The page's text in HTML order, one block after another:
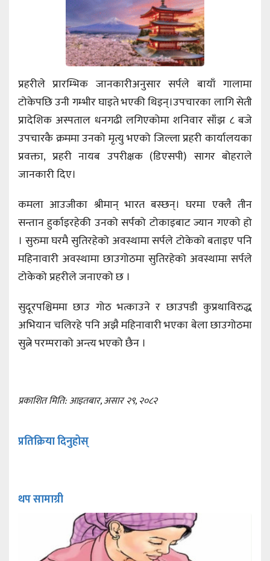
प्रहरीले प्रारम्भिक जानकारीअनुसार सर्पले बायाँ गालामा
टोकेपछि उनी गम्भीर घाइते भएकी थिइन्।उपचारका लागि सेती
प्रादेशिक अस्पताल धनगढी लगिएकोमा शनिवार साँझ ८ बजे
उपचारकै क्रममा उनको मृत्यु भएको जिल्ला प्रहरी कार्यालयका
प्रवक्ता, प्रहरी नायब उपरीक्षक (डिएसपी) सागर बोहराले
जानकारी दिए।
कमला आउजीका श्रीमान् भारत बस्छन्। घरमा एक्लै तीन
सन्तान हुर्काइरहेकी उनको सर्पको टोकाइबाट ज्यान गएको हो
। सुरुमा घरमै सुतिरहेको अवस्थामा सर्पले टोकेको बताइए पनि
महिनावारी अवस्थामा छाउगोठमा सुतिरहेको अवस्थामा सर्पले
टोकेको प्रहरीले जनाएको छ ।
सुदूरपश्चिममा छाउ गोठ भत्काउने र छाउपडी कुप्रथाविरुद्ध
अभियान चलिरहे पनि अझै महिनावारी भएका बेला छाउगोठमा
सुत्ने परम्पराको अन्त्य भएको छैन ।
प्रकाशित मिति: आइतबार, असार २९, २०८२
प्रतिक्रिया दिनुहोस्
थप सामाग्री